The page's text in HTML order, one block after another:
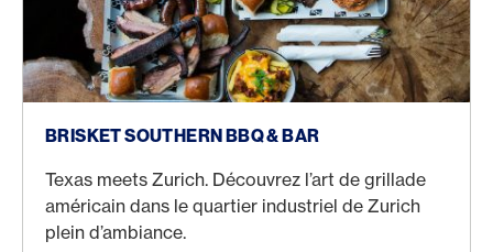
BRISKET SOUTHERN BBQ & BAR
Texas meets Zurich. Découvrez l’art de grillade
américain dans le quartier industriel de Zurich
plein d’ambiance.